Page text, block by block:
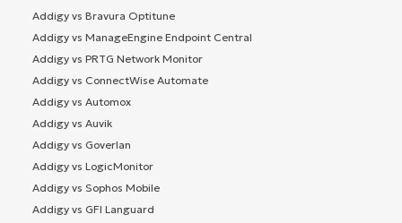
Addigy vs Bravura Optitune
Addigy vs ManageEngine Endpoint Central
Addigy vs PRTG Network Monitor
Addigy vs ConnectWise Automate
Addigy vs Automox
Addigy vs Auvik
Addigy vs Goverlan
Addigy vs LogicMonitor
Addigy vs Sophos Mobile
Addigy vs GFI Languard